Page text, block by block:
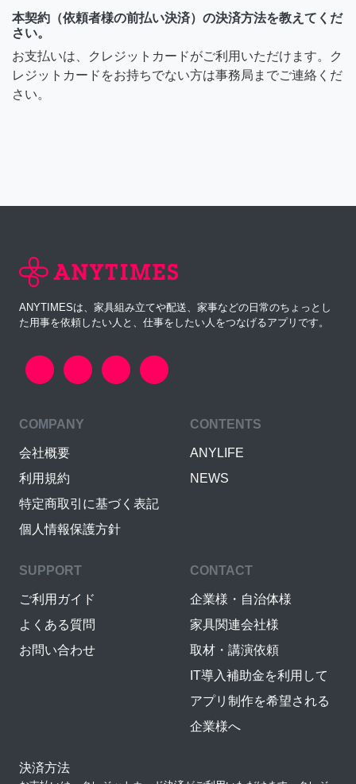
本契約（依頼者様の前払い決済）の決済方法を教えてくだ
さい。
お支払いは、クレジットカードがご利用いただけます。ク
レジットカードをお持ちでない方は事務局までご連絡くだ
さい。
ANYTIMESは、家具組み立てや配送、家事などの日常のちょっとし
た用事を依頼したい人と、仕事をしたい人をつなげるアプリです。
COMPANY
会社概要
利用規約
特定商取引に基づく表記
個人情報保護方針
CONTENTS
ANYLIFE
NEWS
SUPPORT
ご利用ガイド
よくある質問
お問い合わせ
CONTACT
企業様・自治体様
家具関連会社様
取材・講演依頼
IT導入補助金を利用して
アプリ制作を希望される
企業様へ
決済方法